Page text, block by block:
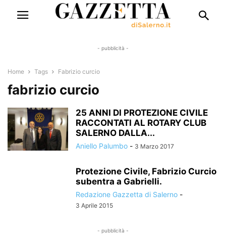
- pubblicità -
Home Tags Fabrizio curcio
fabrizio curcio
25 ANNI DI PROTEZIONE CIVILE
RACCONTATI AL ROTARY CLUB
SALERNO DALLA...
Aniello Palumbo - 3 Marzo 2017
Protezione Civile, Fabrizio Curcio
subentra a Gabrielli.
Redazione Gazzetta di Salerno -
3 Aprile 2015
- pubblicità -